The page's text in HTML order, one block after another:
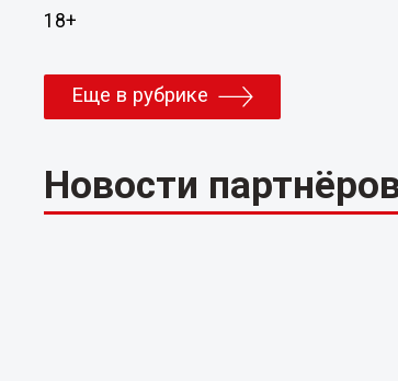
18+
Еще в рубрике
Новости